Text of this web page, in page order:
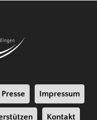
Presse Impressum
Kontakt